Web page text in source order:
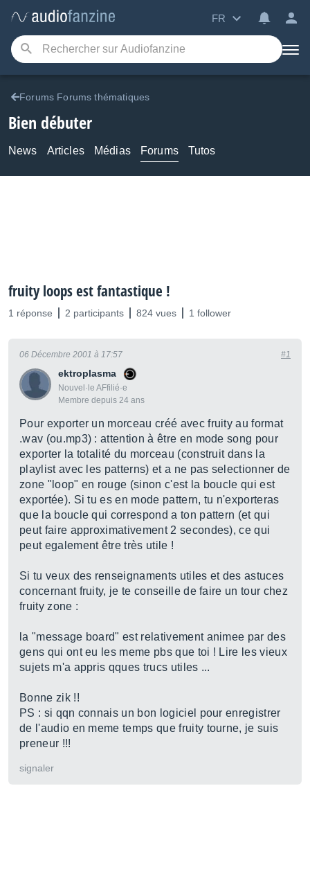
FR
Forums Forums thématiques
Bien débuter
News Articles Médias Forums Tutos
fruity loops est fantastique !
1 réponse 2 participants 824 vues 1 follower
ektroplasma
Nouvel·le AFfilié·e
Membre depuis 24 ans
06 Décembre 2001 à 17:57 #1
Pour exporter un morceau créé avec fruity au format
.wav (ou.mp3) : attention à être en mode song pour
exporter la totalité du morceau (construit dans la
playlist avec les patterns) et a ne pas selectionner de
zone "loop" en rouge (sinon c'est la boucle qui est
exportée). Si tu es en mode pattern, tu n'exporteras
que la boucle qui correspond a ton pattern (et qui
peut faire approximativement 2 secondes), ce qui
peut egalement être très utile !
Si tu veux des renseignaments utiles et des astuces
concernant fruity, je te conseille de faire un tour chez
fruity zone :
la "message board" est relativement animee par des
gens qui ont eu les meme pbs que toi ! Lire les vieux
sujets m'a appris qques trucs utiles ...
Bonne zik !!
PS : si qqn connais un bon logiciel pour enregistrer
de l'audio en meme temps que fruity tourne, je suis
preneur !!!
signaler